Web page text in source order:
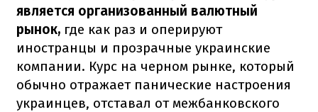
является организованный валютный
рынок, где как раз и оперируют
иностранцы и прозрачные украинские
компании. Курс на черном рынке, который
обычно отражает панические настроения
украинцев, отставал от межбанковского